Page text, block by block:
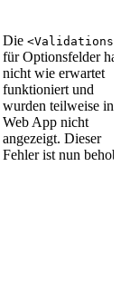
Die <Validations>
für Optionsfelder
nicht wie erwartet
funktioniert und
wurden teilweise in
Web App nicht
angezeigt. Dieser
Fehler ist nun